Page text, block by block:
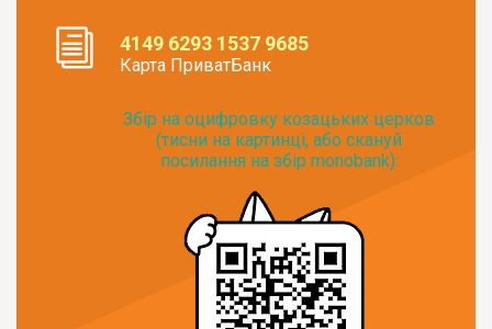
4149 6293 1537 9685
Карта ПриватБанк
Збір на оцифровку козацьких церков
(тисни на картинці, або скануй
посилання на збір monobank):